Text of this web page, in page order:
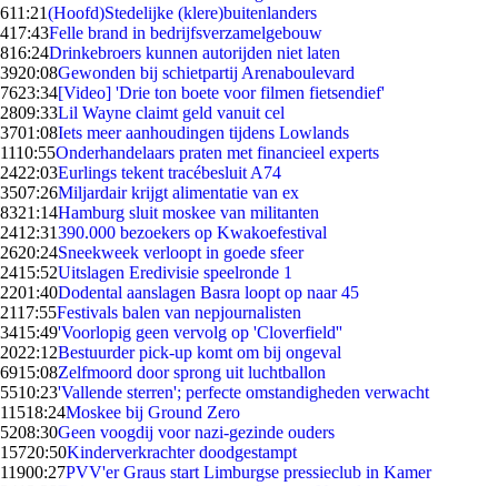
611:21(Hoofd)Stedelijke (klere)buitenlanders
417:43Felle brand in bedrijfsverzamelgebouw
816:24Drinkebroers kunnen autorijden niet laten
3920:08Gewonden bij schietpartij Arenaboulevard
7623:34[Video] 'Drie ton boete voor filmen fietsendief'
2809:33Lil Wayne claimt geld vanuit cel
3701:08Iets meer aanhoudingen tijdens Lowlands
1110:55Onderhandelaars praten met financieel experts
2422:03Eurlings tekent tracébesluit A74
3507:26Miljardair krijgt alimentatie van ex
8321:14Hamburg sluit moskee van militanten
2412:31390.000 bezoekers op Kwakoefestival
2620:24Sneekweek verloopt in goede sfeer
2415:52Uitslagen Eredivisie speelronde 1
2201:40Dodental aanslagen Basra loopt op naar 45
2117:55Festivals balen van nepjournalisten
3415:49'Voorlopig geen vervolg op 'Cloverfield''
2022:12Bestuurder pick-up komt om bij ongeval
6915:08Zelfmoord door sprong uit luchtballon
5510:23'Vallende sterren'; perfecte omstandigheden verwacht
11518:24Moskee bij Ground Zero
5208:30Geen voogdij voor nazi-gezinde ouders
15720:50Kinderverkrachter doodgestampt
11900:27PVV'er Graus start Limburgse pressieclub in Kamer